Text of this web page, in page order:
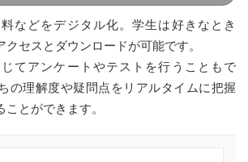
などをデジタル化。学生は好きなとき
セスとダウンロードが可能です。
てアンケートやテストを行うこともで
の理解度や疑問点をリアルタイムに把握
とができます。